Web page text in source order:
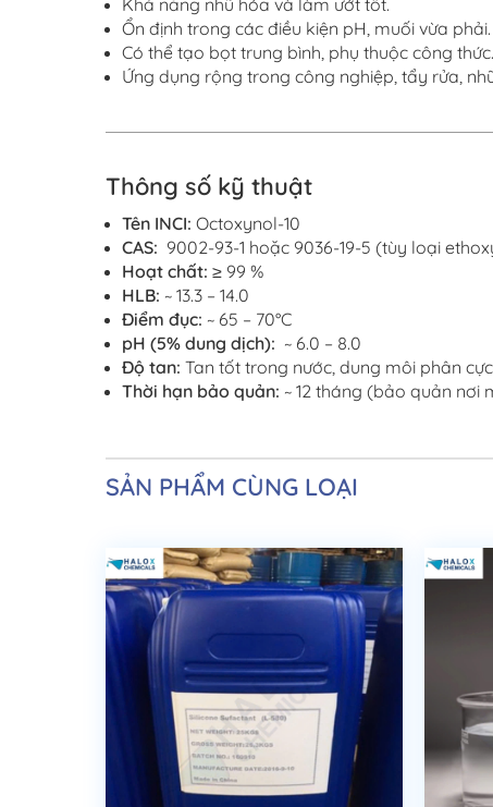
Ổn định trong các điều kiện pH, muối vừa phải.
Có thể tạo bọt trung bình phụ thuộc công thức.
Ứng dụng rộng trong công nghiệp, tẩy rửa,
Thông số kỹ thuật
Tên INCI: Octoxynol-10
CAS: 9002-93-1 hoặc 9036-19-5 (tùy loại
Hoạt chất: ≥ 99 %
HLB: ~ 13.3 – 14.0
Điểm đục: ~ 65 – 70°C
pH (5% dung dịch): ~ 6.0 – 8.0
Độ tan: Tan tốt trong nước, dung môi phân
Thời hạn bảo quản: ~ 12 tháng (bảo quản nơi
SẢN PHẨM CÙNG LOẠI